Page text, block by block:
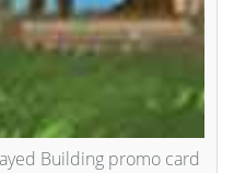
Building promo card